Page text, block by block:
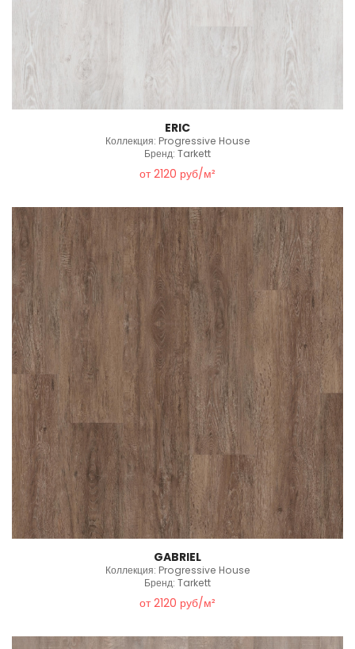
ERIC
Коллекция: Progressive House
Бренд: Tarkett
от 2120 руб/м²
GABRIEL
Коллекция: Progressive House
Бренд: Tarkett
от 2120 руб/м²